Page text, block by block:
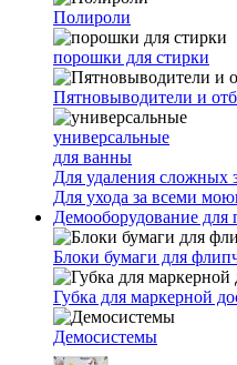
Полироли
порошки для стирки
Пятновыводители и
универсальные
для ванны
Для удаления сложных
Для ухода за всеми
Демооборудование для
Блоки бумаги для
Губка для маркерной
Демосистемы